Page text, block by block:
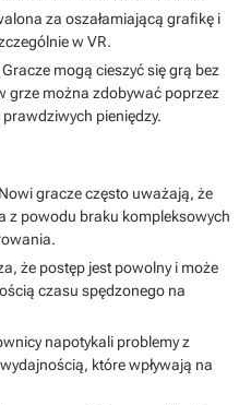
za oszałamiającą grafikę i
w VR.
Gracze mogą cieszyć się grą bez
grze można zdobywać poprzez
pieniędzy.
Nowi gracze często uważają, że
z powodu braku kompleksowych
że postęp jest powolny i może
czasu spędzonego na
napotykali problemy z
które wpływają na